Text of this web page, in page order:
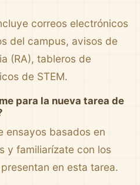
correos electrónicos
del campus, avisos de
(RA), tableros de
de STEM.
para la nueva tarea de
ensayos basados en
y familiarízate con los
en esta tarea.